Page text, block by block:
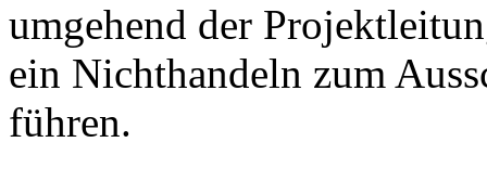
umgehend der
ein Nichthandeln zum
führen.